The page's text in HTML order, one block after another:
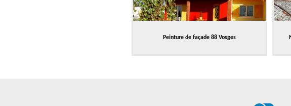
Peinture de façade 88 Vosges